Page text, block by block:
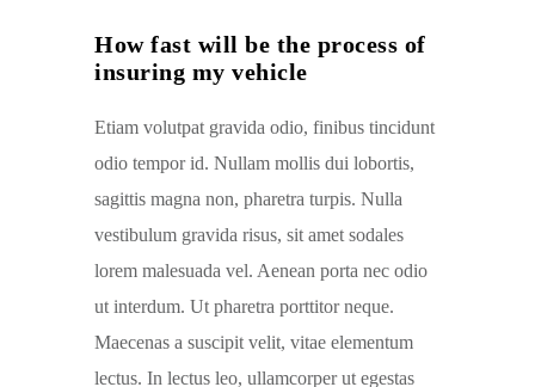
How fast will be the process of
insuring my vehicle
Etiam volutpat gravida odio, finibus tincidunt
odio tempor id. Nullam mollis dui lobortis,
sagittis magna non, pharetra turpis. Nulla
vestibulum gravida risus, sit amet sodales
lorem malesuada vel. Aenean porta nec odio
ut interdum. Ut pharetra porttitor neque.
Maecenas a suscipit velit, vitae elementum
lectus. In lectus leo, ullamcorper ut egestas